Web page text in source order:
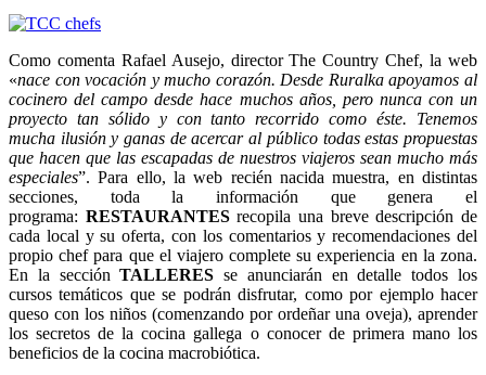
Como comenta Rafael Ausejo, director The Country Chef, la web
«nace con vocación y mucho corazón. Desde Ruralka apoyamos al
cocinero del campo desde hace muchos años, pero nunca con un
proyecto tan sólido y con tanto recorrido como éste. Tenemos
mucha ilusión y ganas de acercar al público todas estas propuestas
que hacen que las escapadas de nuestros viajeros sean mucho más
especiales”. Para ello, la web recién nacida muestra, en distintas
secciones, toda la información que genera el
programa: RESTAURANTESrecopila una breve descripción de
cada local y su oferta, con los comentarios y recomendaciones del
propio chef para que el viajero complete su experiencia en la zona.
En la secciónTALLERES se anunciarán en detalle todos los
cursos temáticos que se podrán disfrutar, como por ejemplo hacer
queso con los niños (comenzando por ordeñar una oveja), aprender
los secretos de la cocina gallega o conocer de primera mano los
beneficios de la cocina macrobiótica.